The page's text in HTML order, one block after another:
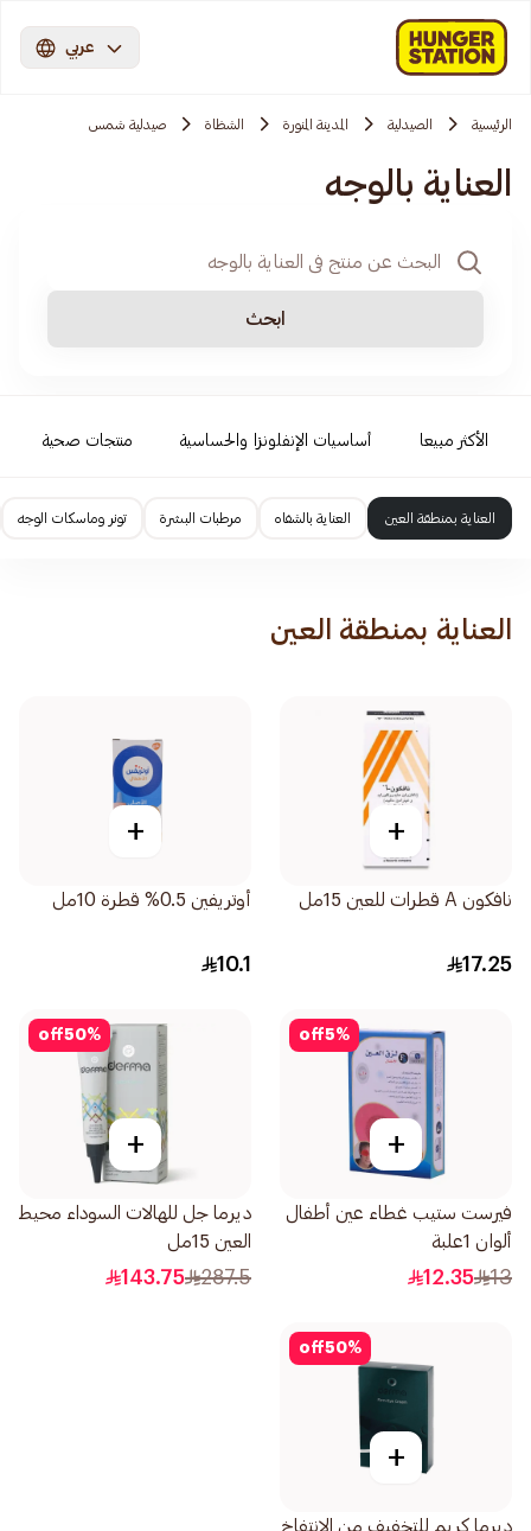
عربي
الرئيسية الصيدلية المدينة المنورة الشظاة صيدلية شمس
العناية بالوجه
ابحث
الأكثر مبيعا أساسيات الإنفلونزا والحساسية منتجات صحية
العناية بمنطقة العين العناية بالشفاه مرطبات البشرة تونر وماسكات الوجه
العناية بمنطقة العين
+
نافكون A قطرات للعين 15مل
17.25
+
أوتريفين 0.5% قطرة 10مل
10.1
5%
off
+
فيرست ستيب غطاء عين أطفال
ألوان 1علبة
13
12.35
50%
off
+
ديرما جل للهالات السوداء محيط
العين 15مل
287.5
143.75
50%
off
+
ديرما كريم للتخفيف من الانتفاخ